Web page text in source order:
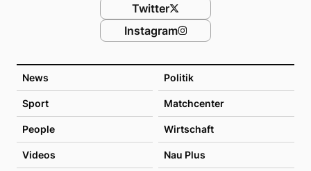
News Politik
Sport Matchcenter
People Wirtschaft
Videos Nau Plus
Twitter
Instagram